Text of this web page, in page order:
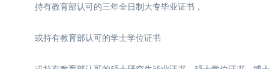
持有教育部认可的三年全日制大专毕业证书，
或持有教育部认可的学士学位证书